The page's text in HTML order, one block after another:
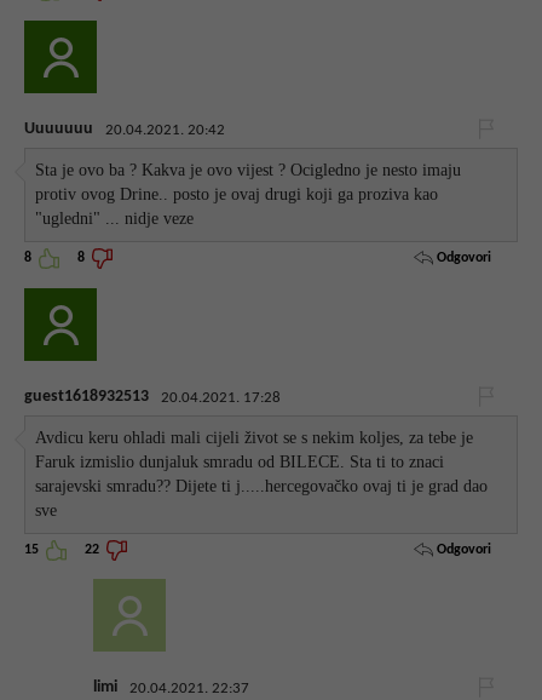
Uuuuuuu 20.04.2021. 20:42
Sta je ovo ba ? Kakva je ovo vijest ? Ocigledno je nesto imaju
protiv ovog Drine.. posto je ovaj drugi koji ga proziva kao
"ugledni" ... nidje veze
8 8 Odgovori
guest1618932513 20.04.2021. 17:28
Avdicu keru ohladi mali cijeli život se s nekim koljes, za tebe je
Faruk izmislio dunjaluk smradu od BILECE. Sta ti to znaci
sarajevski smradu?? Dijete ti j.....hercegovačko ovaj ti je grad dao
sve
15 22 Odgovori
limi 20.04.2021. 22:37